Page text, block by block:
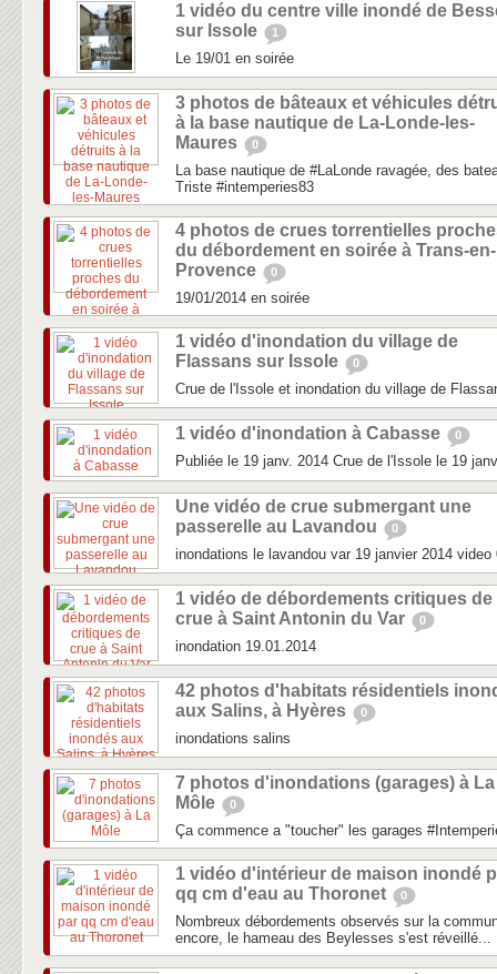
1 vidéo du centre ville inondé de
sur Issole
1
Le 19/01 en soirée
3 photos de bâteaux et véhicules
à la base nautique de La-Londe-les-
Maures
0
La base nautique de #LaLonde ravagée, des
Triste #intemperies83
4 photos de crues torrentielles
du débordement en soirée à Trans-en-
Provence
0
19/01/2014 en soirée
1 vidéo d'inondation du village de
Flassans sur Issole
0
Crue de l'Issole et inondation du village de
1 vidéo d'inondation à Cabasse 0
Publiée le 19 janv. 2014 Crue de l'Issole le 19
Une vidéo de crue submergant une
passerelle au Lavandou
0
inondations le lavandou var 19 janvier 2014 video
1 vidéo de débordements critiques de
crue à Saint Antonin du Var
0
inondation 19.01.2014
42 photos d'habitats résidentiels
aux Salins, à Hyères
0
inondations salins
7 photos d'inondations (garages) à La
Môle
0
Ça commence a "toucher" les garages
1 vidéo d'intérieur de maison inondé
qq cm d'eau au Thoronet
0
Nombreux débordements observés sur la
encore, le hameau des Beylesses s'est réveillé...